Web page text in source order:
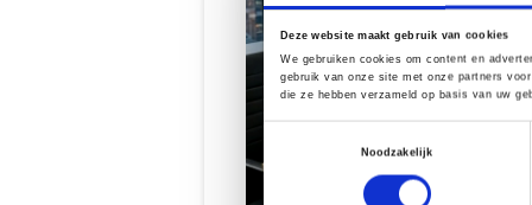
Deze website maakt gebruik van cookies
We gebruiken cookies om content en
gebruik van onze site met onze partners
die ze hebben verzameld op basis van uw
Noodzakelijk